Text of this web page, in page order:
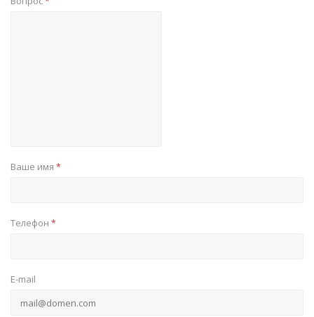
Ваше имя *
Телефон *
E-mail